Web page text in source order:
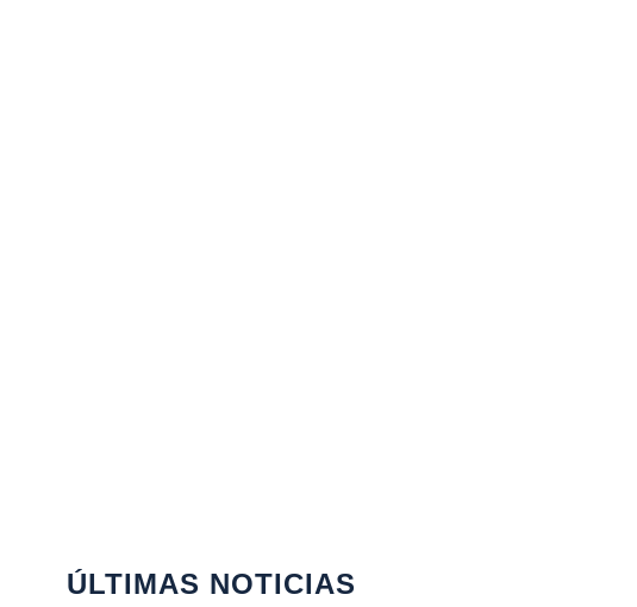
ÚLTIMAS NOTICIAS